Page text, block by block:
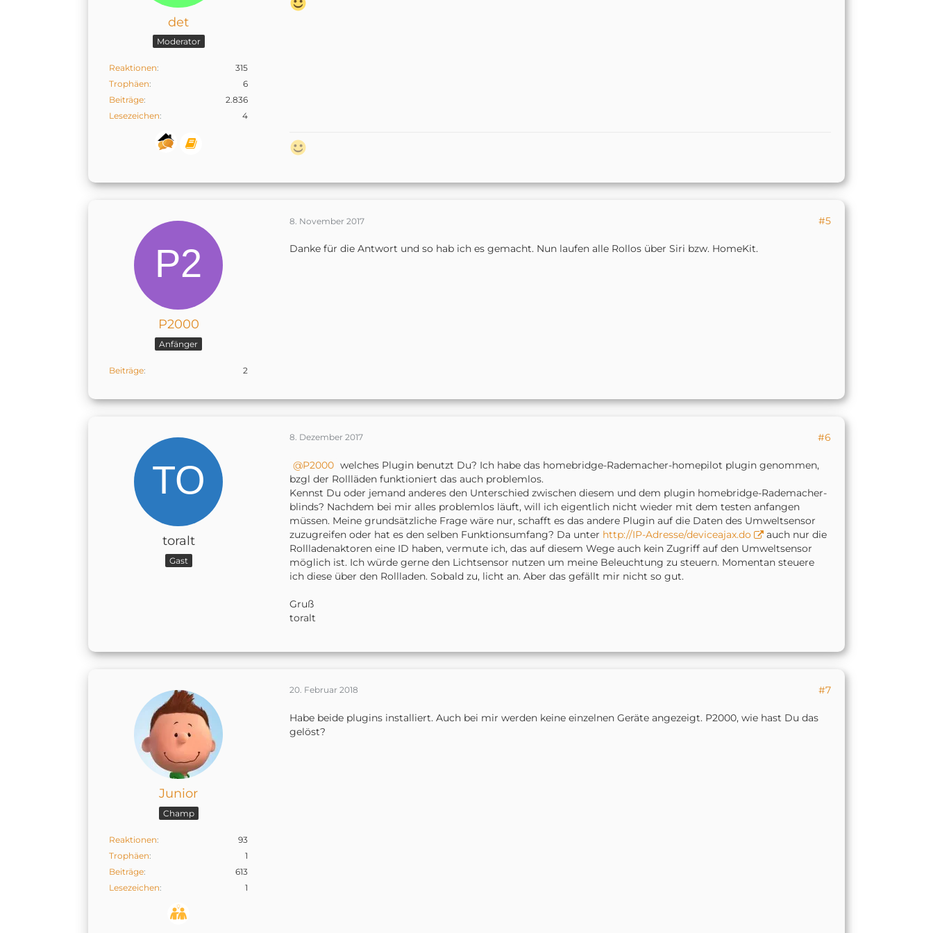
det
Moderator
Reaktionen
315
Trophäen
6
Beiträge
2.836
Lesezeichen
4
P2000
Anfänger
Beiträge 2
8. November 2017 #5
Danke für die Antwort und so hab ich es gemacht. Nun laufen alle Rollos über Siri bzw. HomeKit.
toralt
Gast
8. Dezember 2017 #6
P2000 welches Plugin benutzt Du? Ich habe das homebridge-Rademacher-homepilot plugin genommen,
bzgl der Rollläden funktioniert das auch problemlos.
Kennst Du oder jemand anderes den Unterschied zwischen diesem und dem plugin homebridge-Rademacher-
blinds? Nachdem bei mir alles problemlos läuft, will ich eigentlich nicht wieder mit dem testen anfangen
müssen. Meine grundsätzliche Frage wäre nur, schafft es das andere Plugin auf die Daten des Umweltsensor
zuzugreifen oder hat es den selben Funktionsumfang? Da unter http://IP-Adresse/deviceajax.do
auch nur die
Rollladenaktoren eine ID haben, vermute ich, das auf diesem Wege auch kein Zugriff auf den Umweltsensor
möglich ist. Ich würde gerne den Lichtsensor nutzen um meine Beleuchtung zu steuern. Momentan steuere
ich diese über den Rollladen. Sobald zu, licht an. Aber das gefällt mir nicht so gut.
Gruß
toralt
Junior
Champ
Reaktionen
93
Trophäen
1
Beiträge
613
Lesezeichen
1
20. Februar 2018 #7
Habe beide plugins installiert. Auch bei mir werden keine einzelnen Geräte angezeigt. P2000, wie hast Du das
gelöst?